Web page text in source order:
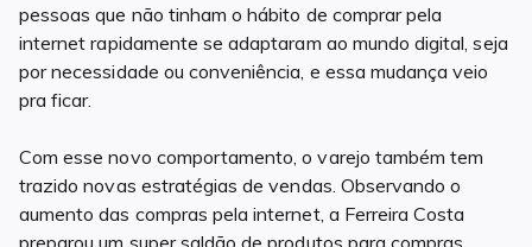
pessoas que não tinham o hábito de comprar pela
internet rapidamente se adaptaram ao mundo digital, seja
por necessidade ou conveniência, e essa mudança veio
pra ficar.
Com esse novo comportamento, o varejo também tem
trazido novas estratégias de vendas. Observando o
aumento das compras pela internet, a Ferreira Costa
preparou um super saldão de produtos para compras